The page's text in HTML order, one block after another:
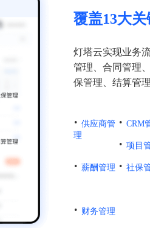
覆盖13大关
灯塔云实现业务
管理、合同管理
保管理、结算管
· 供应商管
理
· CRM
· 项目
· 薪酬管理 · 社保
· 财务管理